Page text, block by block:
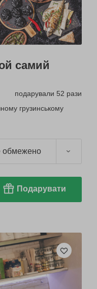
самий
подарували 52 рази
грузинському
обмежено
Подарувати